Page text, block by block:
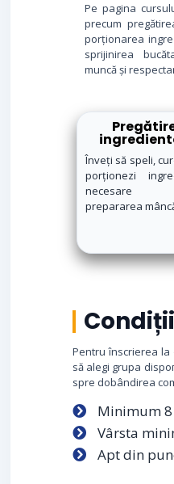
Pe pagina
precum
porționarea
sprijinirea
muncă și
Înveți să speli,
porționezi
necesare
prepararea
Pentru înscrierea
să alegi grupa
spre dobândirea
Minimum
Vârsta
Apt din